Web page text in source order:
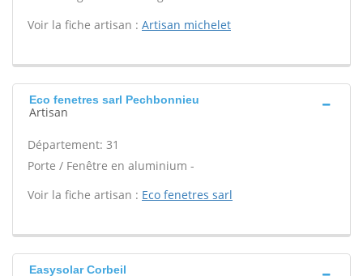
Voir la fiche artisan : Artisan michelet
Eco fenetres sarl Pechbonnieu
Artisan
Département: 31
Porte / Fenêtre en aluminium -
Voir la fiche artisan : Eco fenetres sarl
Easysolar Corbeil